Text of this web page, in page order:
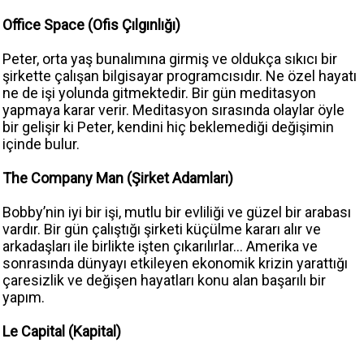
Office Space (Ofis Çılgınlığı)
Peter, orta yaş bunalımına girmiş ve oldukça sıkıcı bir
şirkette çalışan bilgisayar programcısıdır. Ne özel hayatı
ne de işi yolunda gitmektedir. Bir gün meditasyon
yapmaya karar verir. Meditasyon sırasında olaylar öyle
bir gelişir ki Peter, kendini hiç beklemediği değişimin
içinde bulur.
The Company Man (Şirket Adamları)
Bobby’nin iyi bir işi, mutlu bir evliliği ve güzel bir arabası
vardır. Bir gün çalıştığı şirketi küçülme kararı alır ve
arkadaşları ile birlikte işten çıkarılırlar… Amerika ve
sonrasında dünyayı etkileyen ekonomik krizin yarattığı
çaresizlik ve değişen hayatları konu alan başarılı bir
yapım.
Le Capital (Kapital)